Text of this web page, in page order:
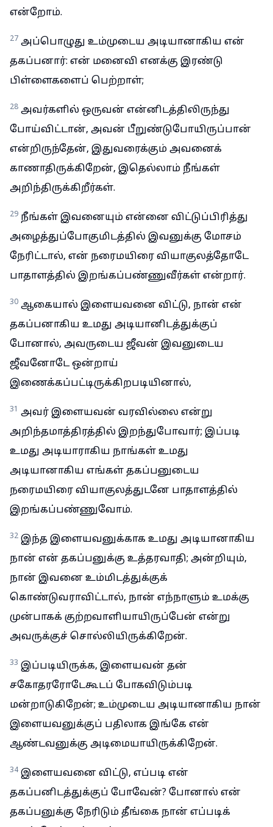
என்றோம்.
27 அப்பொழுது உம்முடைய அடியானாகிய என்
தகப்பனார்: என் மனைவி எனக்கு இரண்டு
பிள்ளைகளைப் பெற்றாள்;
28 அவர்களில் ஒருவன் என்னிடத்திலிருந்து
போய்விட்டான், அவன் பீறுண்டுபோயிருப்பான்
என்றிருந்தேன், இதுவரைக்கும் அவனைக்
காணாதிருக்கிறேன், இதெல்லாம் நீங்கள்
அறிந்திருக்கிறீர்கள்.
29 நீங்கள் இவனையும் என்னை விட்டுப்பிரித்து
அழைத்துப்போகுமிடத்தில் இவனுக்கு மோசம்
நேரிட்டால், என் நரைமயிரை வியாகுலத்தோடே
பாதாளத்தில் இறங்கப்பண்ணுவீர்கள் என்றார்.
30 ஆகையால் இளையவனை விட்டு, நான் என்
தகப்பனாகிய உமது அடியானிடத்துக்குப்
போனால், அவருடைய ஜீவன் இவனுடைய
ஜீவனோடே ஒன்றாய்
இணைக்கப்பட்டிருக்கிறபடியினால்,
31 அவர் இளையவன் வரவில்லை என்று
அறிந்தமாத்திரத்தில் இறந்துபோவார்; இப்படி
உமது அடியாராகிய நாங்கள் உமது
அடியானாகிய எங்கள் தகப்பனுடைய
நரைமயிரை வியாகுலத்துடனே பாதாளத்தில்
இறங்கப்பண்ணுவோம்.
32 இந்த இளையவனுக்காக உமது அடியானாகிய
நான் என் தகப்பனுக்கு உத்தரவாதி; அன்றியும்,
நான் இவனை உம்மிடத்துக்குக்
கொண்டுவராவிட்டால், நான் எந்நாளும் உமக்கு
முன்பாகக் குற்றவாளியாயிருப்பேன் என்று
அவருக்குச் சொல்லியிருக்கிறேன்.
33 இப்படியிருக்க, இளையவன் தன்
சகோதரரோடேகூடப் போகவிடும்படி
மன்றாடுகிறேன்; உம்முடைய அடியானாகிய நான்
இளையவனுக்குப் பதிலாக இங்கே என்
ஆண்டவனுக்கு அடிமையாயிருக்கிறேன்.
34 இளையவனை விட்டு, எப்படி என்
தகப்பனிடத்துக்குப் போவேன்? போனால் என்
தகப்பனுக்கு நேரிடும் தீங்கை நான் எப்படிக்